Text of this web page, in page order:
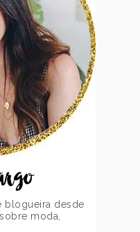
blogueira desde
moda,